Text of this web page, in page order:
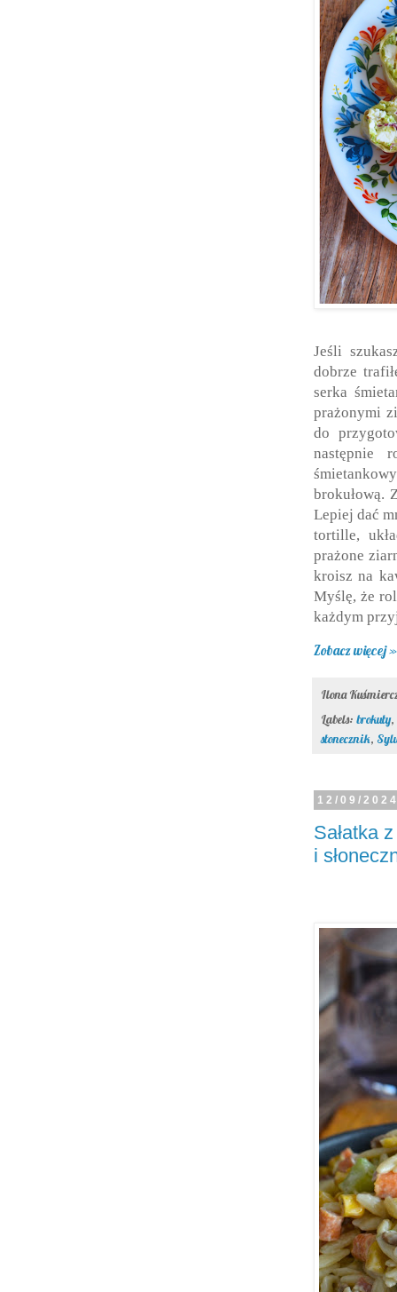
Jeśli
dobrze
serka
prażonymi
do
następnie
brokułową.
Lepiej dać
tortille,
prażone
kroisz na
Myślę, że
każdym
Zobacz więcej »
Ilona
Labels: brokuły,
słonecznik,
12/09/
Sałatka
i